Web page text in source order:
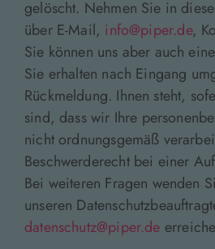
gelöscht. Nehmen Sie in
über E-Mail, info@piper.de,
Sie können uns aber auch
Sie erhalten nach Eingang
Rückmeldung. Ihnen steht,
sind, dass wir Ihre
nicht ordnungsgemäß
Beschwerderecht bei einer
Bei weiteren Fragen wenden
unseren
datenschutz@piper.de